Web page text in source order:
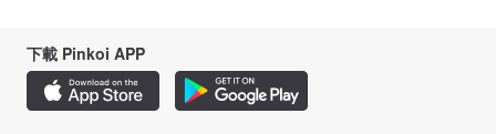
下載 Pinkoi APP